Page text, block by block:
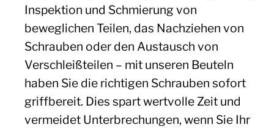
Inspektion und Schmierung von
beweglichen Teilen, das Nachziehen von
Schrauben oder den Austausch von
Verschleißteilen – mit unseren Beuteln
haben Sie die richtigen Schrauben sofort
griffbereit. Dies spart wertvolle Zeit und
vermeidet Unterbrechungen, wenn Sie Ihr